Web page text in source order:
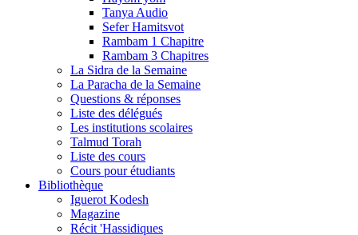
Tanya Audio
Sefer Hamitsvot
Rambam 1 Chapitre
Rambam 3 Chapitres
La Sidra de la Semaine
La Paracha de la Semaine
Questions & réponses
Liste des délégués
Les institutions scolaires
Talmud Torah
Liste des cours
Cours pour étudiants
Bibliothèque
Iguerot Kodesh
Magazine
Récit 'Hassidiques